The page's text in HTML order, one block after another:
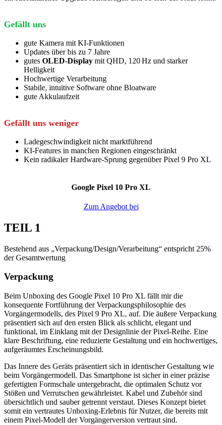
Gefällt uns
gute Kamera mit KI-Funktionen
Updates über bis zu 7 Jahre
gutes OLED-Display mit QHD, 120 Hz und starker
Helligkeit
Hochwertige Verarbeitung
Stabile, intuitive Software ohne Bloatware
gute Akkulaufzeit
Gefällt uns weniger
Ladegeschwindigkeit nicht marktführend
KI-Features in manchen Regionen eingeschränkt
Kein radikaler Hardware-Sprung gegenüber Pixel 9 Pro XL
Google Pixel 10 Pro XL
Zum Angebot bei
TEIL 1
Bestehend aus „Verpackung/Design/Verarbeitung“ entspricht 25%
der Gesamtwertung
Verpackung
Beim Unboxing des Google Pixel 10 Pro XL fällt mir die
konsequente Fortführung der Verpackungsphilosophie des
Vorgängermodells, des Pixel 9 Pro XL, auf. Die äußere Verpackung
präsentiert sich auf den ersten Blick als schlicht, elegant und
funktional, im Einklang mit der Designlinie der Pixel-Reihe. Eine
klare Beschriftung, eine reduzierte Gestaltung und ein hochwertiges,
aufgeräumtes Erscheinungsbild.
Das Innere des Geräts präsentiert sich in identischer Gestaltung wie
beim Vorgängermodell. Das Smartphone ist sicher in einer präzise
gefertigten Formschale untergebracht, die optimalen Schutz vor
Stößen und Verrutschen gewährleistet. Kabel und Zubehör sind
übersichtlich und sauber getrennt verstaut. Dieses Konzept bietet
somit ein vertrautes Unboxing-Erlebnis für Nutzer, die bereits mit
einem Pixel-Modell der Vorgängerversion vertraut sind.